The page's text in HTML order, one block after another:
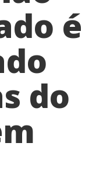
é
do